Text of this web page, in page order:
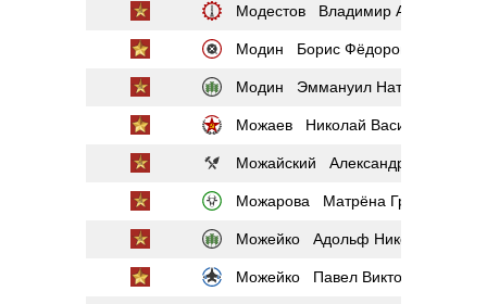
Модестов Владимир
Модин Борис Фёдорович
Модин Эммануил Натанович
Можаев Николай Васильевич
Можайский Александр Сергеевич
Можарова Матрёна Григорьевна
Можейко Адольф Николаевич
Можейко Павел Викторович